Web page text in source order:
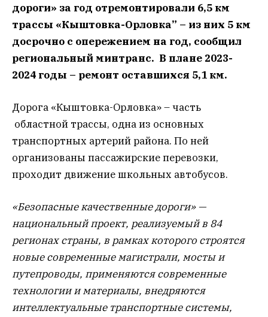
дороги» за год отремонтировали 6,5 км
трассы «Кыштовка-Орловка” – из них 5 км
досрочно с опережением на год, сообщил
региональный минтранс. В плане 2023-
2024 годы – ремонт оставшихся 5,1 км.
Дорога «Кыштовка-Орловка» – часть
областной трассы, одна из основных
транспортных артерий района. По ней
организованы пассажирские перевозки,
проходит движение школьных автобусов.
«Безопасные качественные дороги» —
национальный проект, реализуемый в 84
регионах страны, в рамках которого строятся
новые современные магистрали, мосты и
путепроводы, применяются современные
технологии и материалы, внедряются
интеллектуальные транспортные системы,